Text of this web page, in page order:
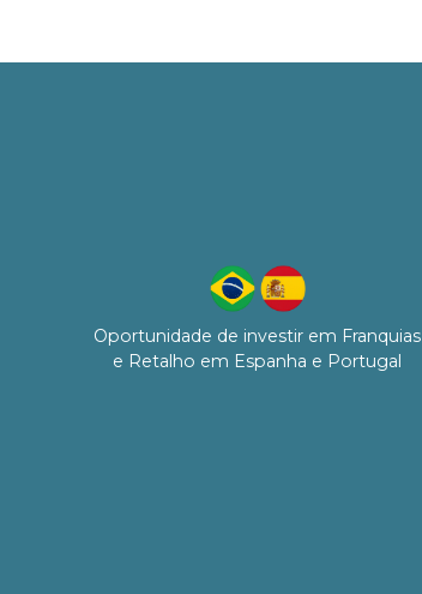
Oportunidade de investir em Franquias
e Retalho em Espanha e Portugal